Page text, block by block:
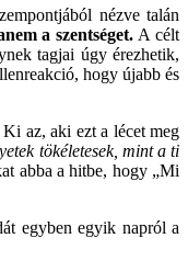
nézve talán
a szentséget. A célt
tagjai úgy érezhetik,
hogy újabb és
Ki az, aki ezt a lécet meg
tökéletesek, mint a ti
abba a hitbe, hogy „Mi
egyben egyik napról a